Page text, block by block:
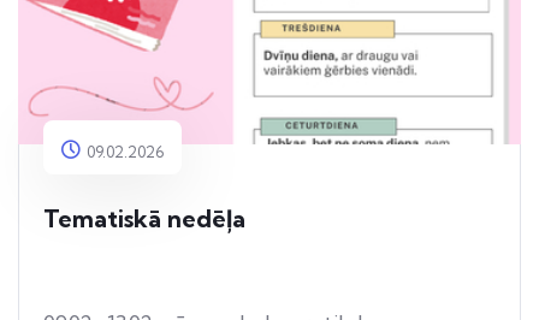
09.02.2026
Tematiskā nedēļa